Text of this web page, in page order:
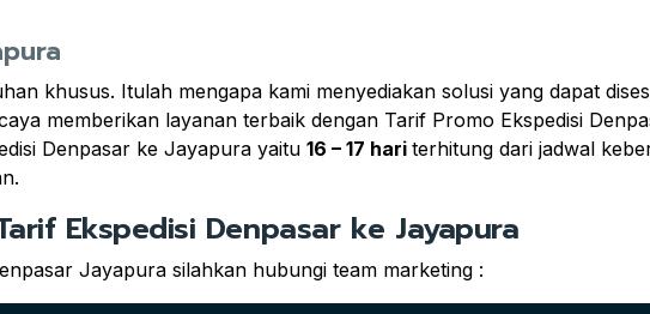
khusus. Itulah mengapa kami menyediakan solusi yang dapat
memberikan layanan terbaik dengan Tarif Promo Ekspedisi
Denpasar ke Jayapura yaitu 16 – 17 hari terhitung dari jadwal
Ekspedisi Denpasar ke Jayapura
Jayapura silahkan hubungi team marketing :